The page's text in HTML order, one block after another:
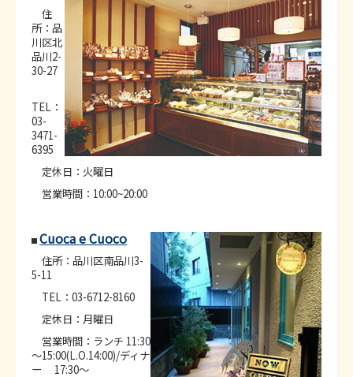
住
所：品
川区北
品川2-
30-27
TEL：
03-
3471-
6395
定休日：火曜日
営業時間：10:00~20:00
Cuoca e Cuoco
住所：品川区南品川3-
5-11
TEL：03-6712-8160
定休日：月曜日
営業時間：ランチ 11:30
～15:00(L.O.14:00)/ディナ
ー 17:30～